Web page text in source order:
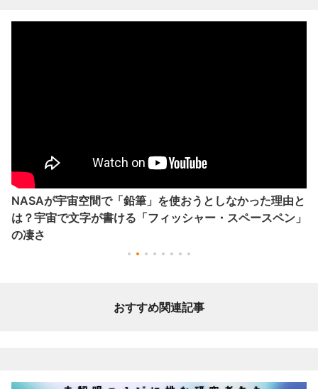
NASAが宇宙空間で「鉛筆」を使おうとしなかった理由と
は？宇宙で文字が書ける「フィッシャー・スペースペン」
の凄さ
おすすめ関連記事